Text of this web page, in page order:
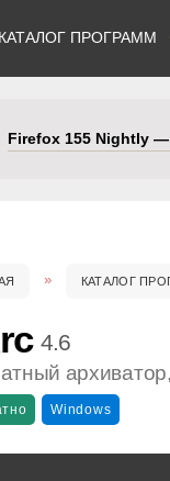
КАТАЛОГ ПРОГРАММ
Firefox 155 Nightly
КАТАЛОГ
4.6
Windows